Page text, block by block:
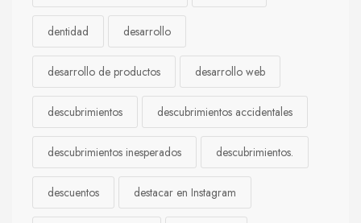
dentidad desarrollo
desarrollo de productos desarrollo web
descubrimientos descubrimientos accidentales
descubrimientos inesperados descubrimientos.
descuentos destacar en Instagram